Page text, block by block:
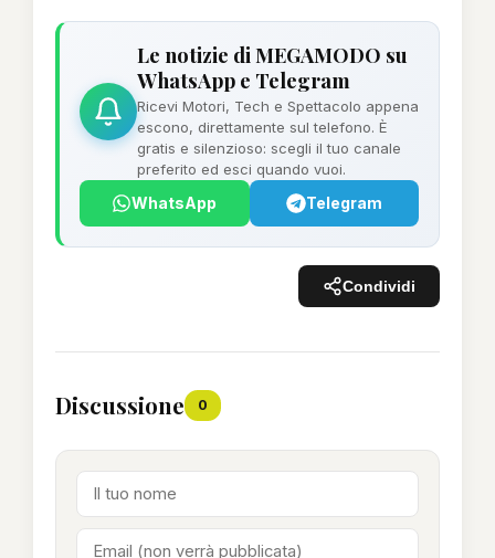
Le notizie di MEGAMODO su
WhatsApp e Telegram
Ricevi Motori, Tech e Spettacolo appena
escono, direttamente sul telefono. È
gratis e silenzioso: scegli il tuo canale
preferito ed esci quando vuoi.
WhatsApp Telegram
Condividi
Discussione 0